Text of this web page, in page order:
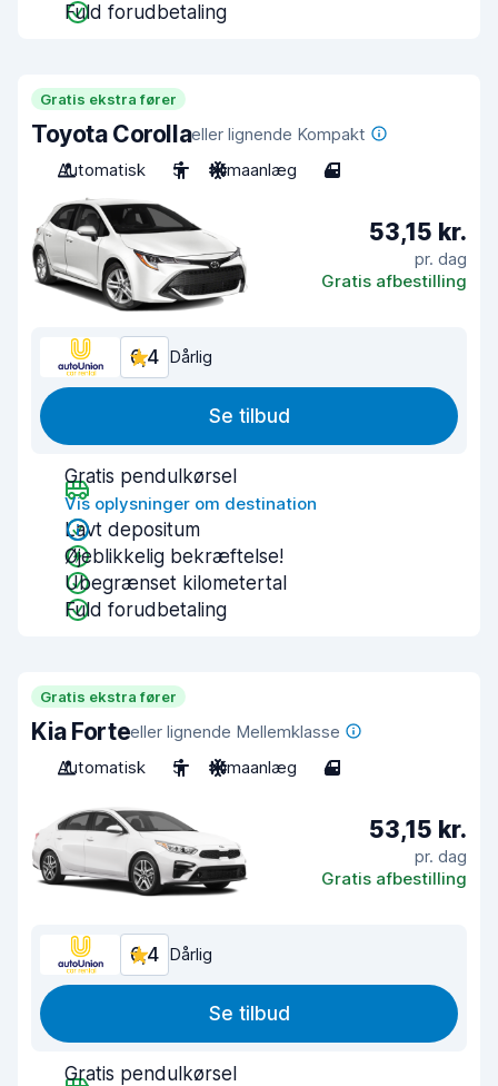
Fuld forudbetaling
Gratis ekstra fører
Toyota Corollaeller lignende Kompakt
Automatisk
5 Klimaanlæg 4
53,15 kr.
pr. dag
Gratis afbestilling
6,4 Dårlig
Se tilbud
Gratis pendulkørsel
Vis oplysninger om destination
Lavt depositum
Øjeblikkelig bekræftelse!
Ubegrænset kilometertal
Fuld forudbetaling
Gratis ekstra fører
Kia Forteeller lignende Mellemklasse
Automatisk
5 Klimaanlæg 4
53,15 kr.
pr. dag
Gratis afbestilling
6,4 Dårlig
Se tilbud
Gratis pendulkørsel